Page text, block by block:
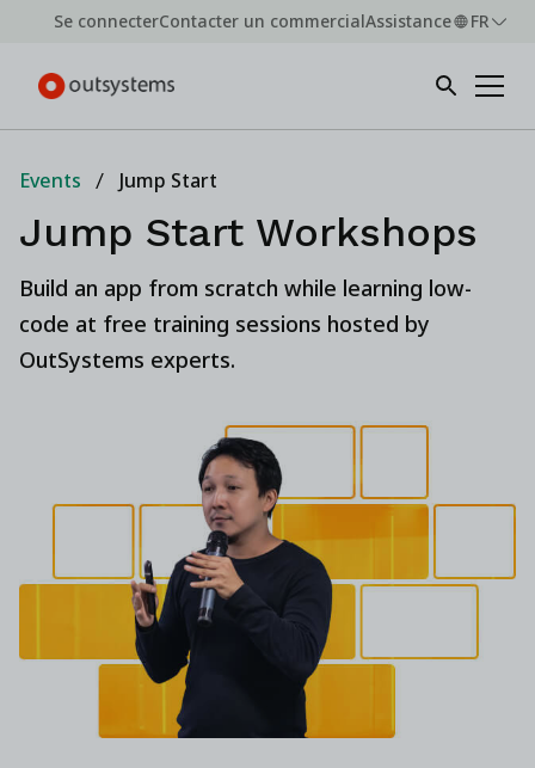
Se connecterContacter un commercialAssistance FR
Events Jump Start
Jump Start Workshops
Build an app from scratch while learning low-
code at free training sessions hosted by
OutSystems experts.